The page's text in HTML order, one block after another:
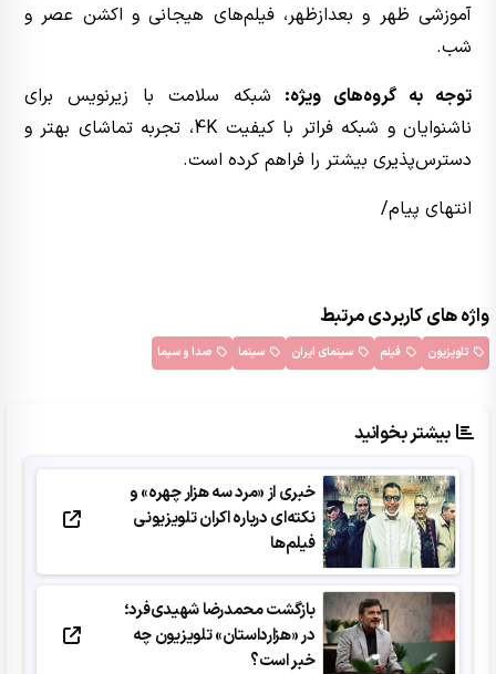
آموزشی ظهر و بعدازظهر، فیلم‌های هیجانی و اکشن عصر و
شب.
توجه به گروه‌های ویژه: شبکه سلامت با زیرنویس برای
ناشنوایان و شبکه فراتر با کیفیت 4K، تجربه تماشای بهتر و
دسترس‌پذیری بیشتر را فراهم کرده است.
انتهای پیام/
واژه های کاربردی مرتبط
تلویزیون فیلم سینمای ایران سینما صدا و سیما
بیشتر بخوانید
خبری از «مرد سه هزار چهره» و
نکته‌ای درباره اکران تلویزیونی
فیلم‌‌ها
بازگشت محمدرضا شهیدی‌فرد؛
در «هزارداستان» تلویزیون چه
خبر است؟